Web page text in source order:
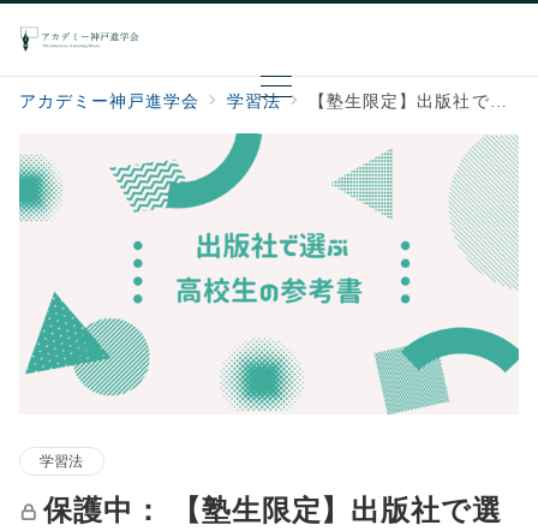
アカデミー神戸進学会 学習法 【塾生限定】出版社で選ぶ高校生の参考書（KADOKAWA）
学習法
保護中： 【塾生限定】出版社で選